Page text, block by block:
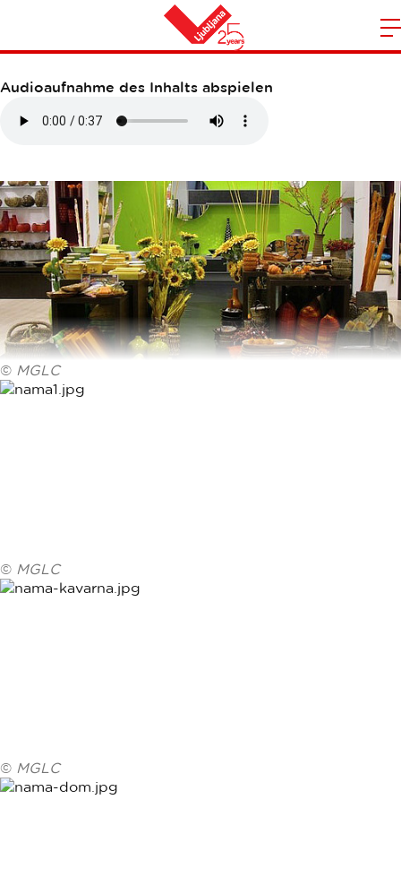
Heim
Audioaufnahme des Inhalts abspielen
© MGLC
© MGLC
© MGLC